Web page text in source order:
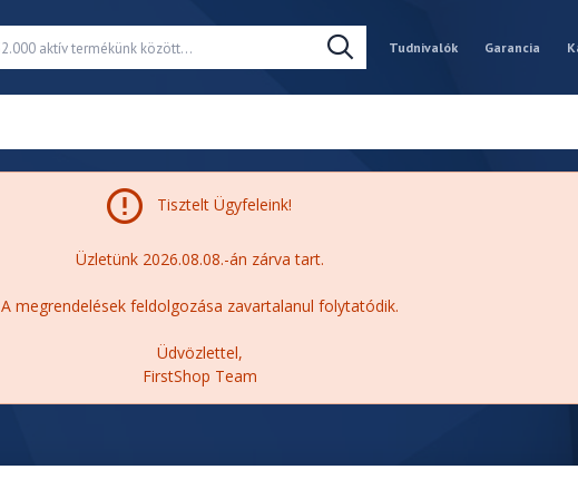
Tudnivalók Garancia
Tisztelt Ügyfeleink!
Üzletünk 2026.08.08.-án zárva tart.
A megrendelések feldolgozása zavartalanul folytatódik.
Üdvözlettel,
FirstShop Team